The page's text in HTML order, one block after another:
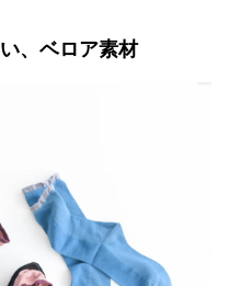
、ベロア素材